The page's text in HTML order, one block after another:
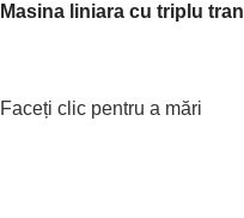
Masina liniara cu triplu
Faceți clic pentru a mări